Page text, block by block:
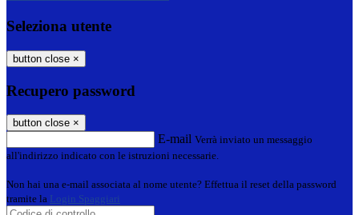
Seleziona utente
button close ×
Recupero password
button close ×
E-mail Verrà inviato un messaggio
all'indirizzo indicato con le istruzioni necessarie.
Non hai una e-mail associata al nome utente? Effettua il reset della password
tramite la Login Spaggiari